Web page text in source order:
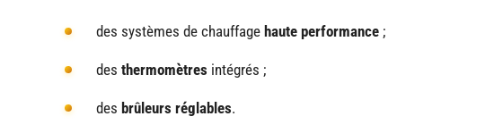
des systèmes de chauffage haute performance ;
des thermomètres intégrés ;
des brûleurs réglables.